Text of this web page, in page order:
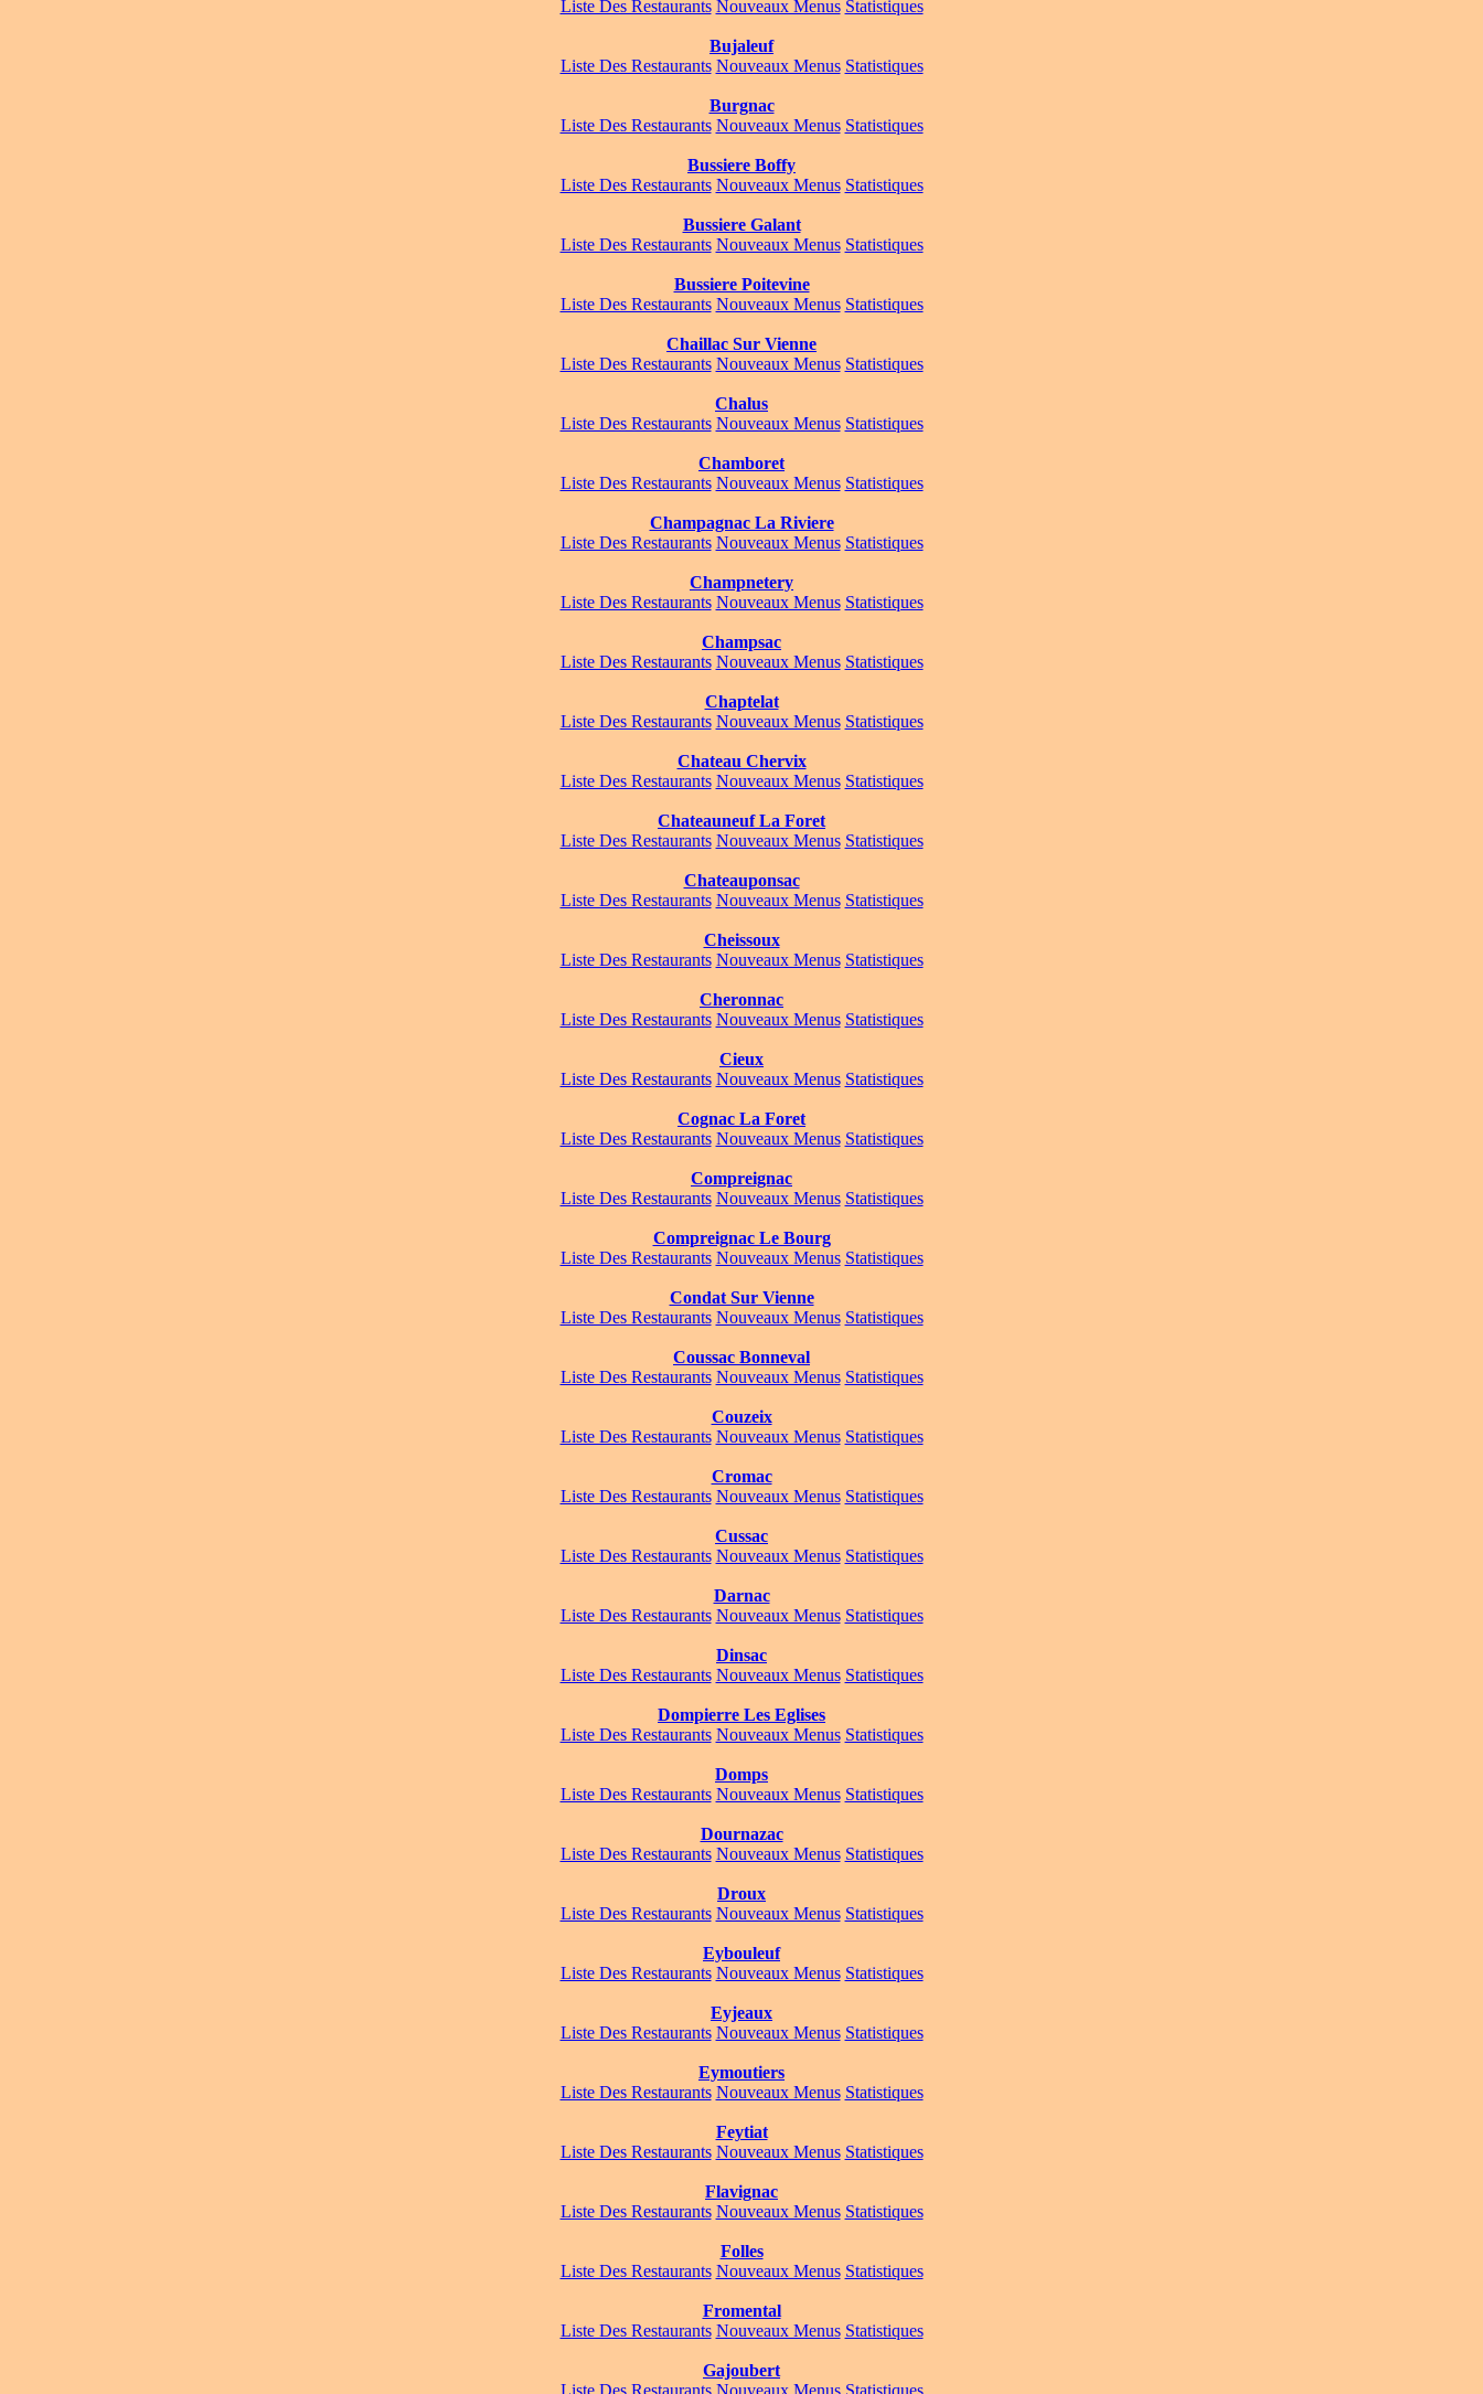
Liste Des Restaurants Nouveaux Menus Statistiques
Bujaleuf
Liste Des Restaurants Nouveaux Menus Statistiques
Burgnac
Liste Des Restaurants Nouveaux Menus Statistiques
Bussiere Boffy
Liste Des Restaurants Nouveaux Menus Statistiques
Bussiere Galant
Liste Des Restaurants Nouveaux Menus Statistiques
Bussiere Poitevine
Liste Des Restaurants Nouveaux Menus Statistiques
Chaillac Sur Vienne
Liste Des Restaurants Nouveaux Menus Statistiques
Chalus
Liste Des Restaurants Nouveaux Menus Statistiques
Chamboret
Liste Des Restaurants Nouveaux Menus Statistiques
Champagnac La Riviere
Liste Des Restaurants Nouveaux Menus Statistiques
Champnetery
Liste Des Restaurants Nouveaux Menus Statistiques
Champsac
Liste Des Restaurants Nouveaux Menus Statistiques
Chaptelat
Liste Des Restaurants Nouveaux Menus Statistiques
Chateau Chervix
Liste Des Restaurants Nouveaux Menus Statistiques
Chateauneuf La Foret
Liste Des Restaurants Nouveaux Menus Statistiques
Chateauponsac
Liste Des Restaurants Nouveaux Menus Statistiques
Cheissoux
Liste Des Restaurants Nouveaux Menus Statistiques
Cheronnac
Liste Des Restaurants Nouveaux Menus Statistiques
Cieux
Liste Des Restaurants Nouveaux Menus Statistiques
Cognac La Foret
Liste Des Restaurants Nouveaux Menus Statistiques
Compreignac
Liste Des Restaurants Nouveaux Menus Statistiques
Compreignac Le Bourg
Liste Des Restaurants Nouveaux Menus Statistiques
Condat Sur Vienne
Liste Des Restaurants Nouveaux Menus Statistiques
Coussac Bonneval
Liste Des Restaurants Nouveaux Menus Statistiques
Couzeix
Liste Des Restaurants Nouveaux Menus Statistiques
Cromac
Liste Des Restaurants Nouveaux Menus Statistiques
Cussac
Liste Des Restaurants Nouveaux Menus Statistiques
Darnac
Liste Des Restaurants Nouveaux Menus Statistiques
Dinsac
Liste Des Restaurants Nouveaux Menus Statistiques
Dompierre Les Eglises
Liste Des Restaurants Nouveaux Menus Statistiques
Domps
Liste Des Restaurants Nouveaux Menus Statistiques
Dournazac
Liste Des Restaurants Nouveaux Menus Statistiques
Droux
Liste Des Restaurants Nouveaux Menus Statistiques
Eybouleuf
Liste Des Restaurants Nouveaux Menus Statistiques
Eyjeaux
Liste Des Restaurants Nouveaux Menus Statistiques
Eymoutiers
Liste Des Restaurants Nouveaux Menus Statistiques
Feytiat
Liste Des Restaurants Nouveaux Menus Statistiques
Flavignac
Liste Des Restaurants Nouveaux Menus Statistiques
Folles
Liste Des Restaurants Nouveaux Menus Statistiques
Fromental
Liste Des Restaurants Nouveaux Menus Statistiques
Gajoubert